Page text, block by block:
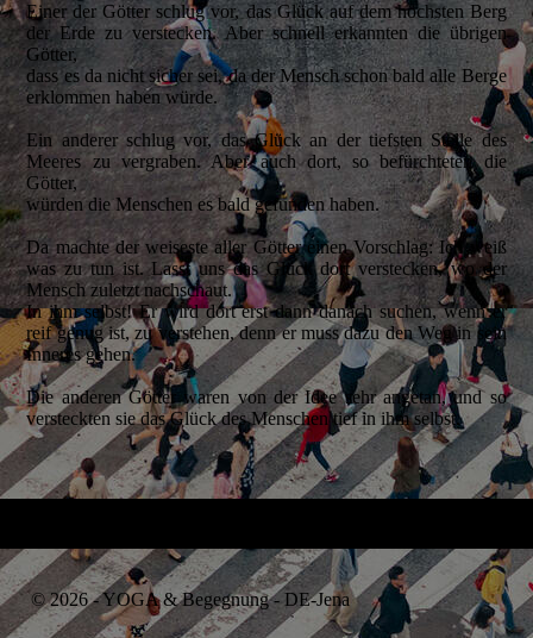
Einer der Götter schlug vor, das Glück auf dem höchsten Berg
der Erde zu verstecken. Aber schnell erkannten die übrigen
Götter,
dass es da nicht sicher sei, da der Mensch schon bald alle Berge
erklommen haben würde.
Ein anderer schlug vor, das Glück an der tiefsten Stelle des
Meeres zu vergraben. Aber auch dort, so befürchteten die
Götter,
würden die Menschen es bald gefunden haben.
Da machte der weiseste aller Götter einen Vorschlag: Ich weiß
was zu tun ist. Lasst uns das Glück dort verstecken, wo der
Mensch zuletzt nachschaut.
In ihm selbst! Er wird dort erst dann danach suchen, wenn er
reif genug ist, zu verstehen, denn er muss dazu den Weg in sein
Inneres gehen.
Die anderen Götter waren von der Idee sehr angetan, und so
versteckten sie das Glück des Menschen tief in ihm selbst.
© 2026 - YOGA & Begegnung - DE-Jena